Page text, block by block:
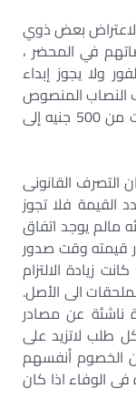
لاعتراض بعض ذوي
في المحضر ،
ولا يجوز إبداء
النصاب المنصوص
عليه في المادتين 60، 61 من قانون الإثبات من 500 جنيه إلى
التصرف القانونى
القيمة فلا تجوز
مالم يوجد اتفاق
قيمته وقت صدور
زيادة الالتزام
الى الأصل.
ناشئة عن مصادر
طلب لاتزيد على
الخصوم أنفسهم
الوفاء اذا كان